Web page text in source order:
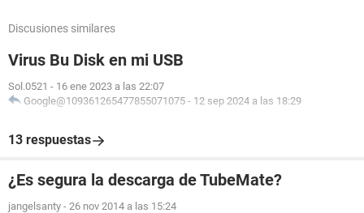
Discusiones similares
Virus Bu Disk en mi USB
Sol.0521 - 16 ene 2023 a las 22:07
Google@109361265477855071075 - 12 sep 2024 a las 18:29
13 respuestas
¿Es segura la descarga de TubeMate?
jangelsanty - 26 nov 2014 a las 15:24